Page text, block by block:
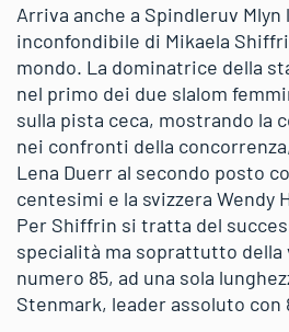
Arriva anche a Spindleruv Mlyn
inconfondibile di Mikaela
mondo. La dominatrice della
nel primo dei due slalom
sulla pista ceca, mostrando la
nei confronti della
Lena Duerr al secondo posto
centesimi e la svizzera Wendy
Per Shiffrin si tratta del
specialità ma soprattutto
numero 85, ad una sola
Stenmark, leader assoluto con